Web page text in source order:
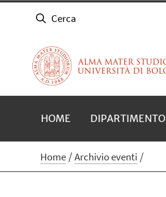
Cerca
HOME DIPARTIMENTO
Home Archivio eventi